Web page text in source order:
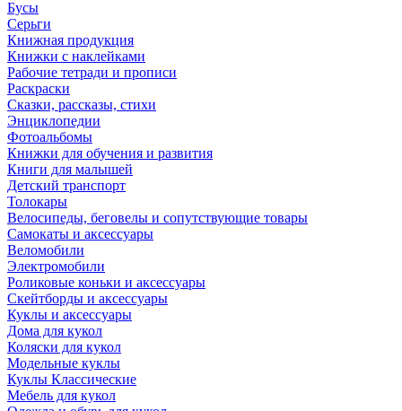
Бусы
Серьги
Книжная продукция
Книжки с наклейками
Рабочие тетради и прописи
Раскраски
Сказки, рассказы, стихи
Энциклопедии
Фотоальбомы
Книжки для обучения и развития
Книги для малышей
Детский транспорт
Толокары
Велосипеды, беговелы и сопутствующие товары
Самокаты и аксессуары
Веломобили
Электромобили
Роликовые коньки и аксессуары
Скейтборды и аксессуары
Куклы и аксессуары
Дома для кукол
Коляски для кукол
Модельные куклы
Куклы Классические
Мебель для кукол